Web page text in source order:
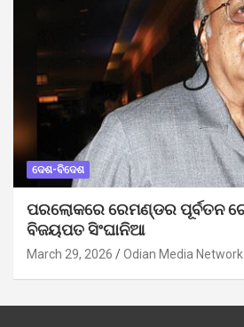
ଦେଶ-ବିଦେଶ
ପରଲୋକରେ ରେମଣ୍ଡର ପୂର୍ବତନ
ବିଜୟପତ ସିଂଘାନିଆ
March 29, 2026 Odian Media